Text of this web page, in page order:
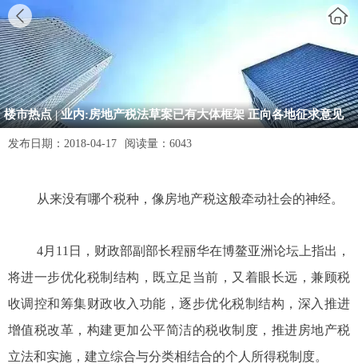
楼市热点 | 业内:房地产税法草案已有大体框架 正向各地征求意见
发布日期： 2018-04-17 阅读量： 6043
从来没有哪个税种，像房地产税这般牵动社会的神经。
4月11日，财政部副部长程丽华在博鳌亚洲论坛上指出，
将进一步优化税制结构，既立足当前，又着眼长远，兼顾税
收调控和筹集财政收入功能，逐步优化税制结构，深入推进
增值税改革，构建更加公平简洁的税收制度，推进房地产税
立法和实施，建立综合与分类相结合的个人所得税制度。